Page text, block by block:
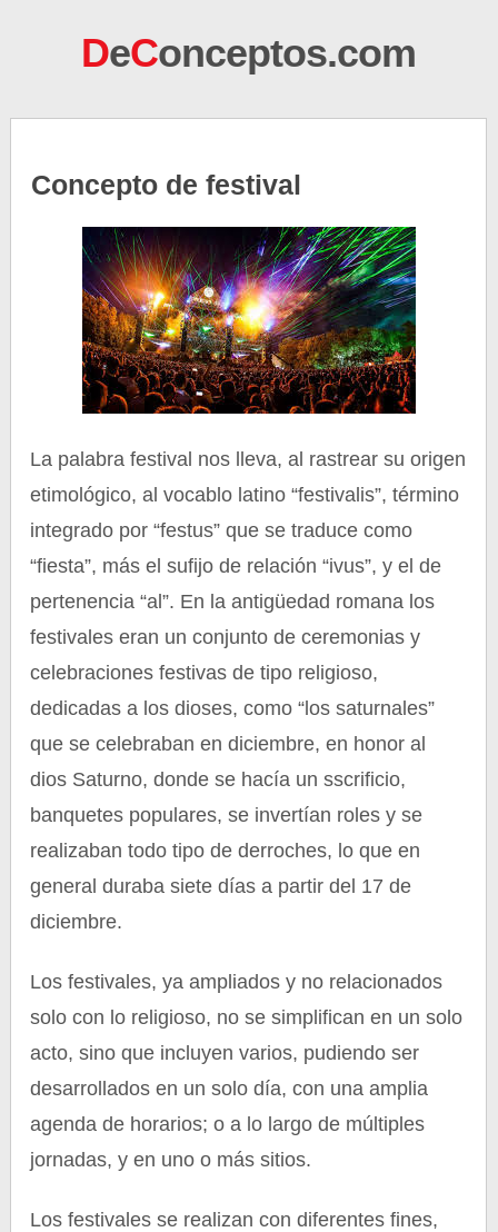
DeConceptos.com
Concepto de festival
La palabra festival nos lleva, al rastrear su origen
etimológico, al vocablo latino “festivalis”, término
integrado por “festus” que se traduce como
“fiesta”, más el sufijo de relación “ivus”, y el de
pertenencia “al”. En la antigüedad romana los
festivales eran un conjunto de ceremonias y
celebraciones festivas de tipo religioso,
dedicadas a los dioses, como “los saturnales”
que se celebraban en diciembre, en honor al
dios Saturno, donde se hacía un sscrificio,
banquetes populares, se invertían roles y se
realizaban todo tipo de derroches, lo que en
general duraba siete días a partir del 17 de
diciembre.
Los festivales, ya ampliados y no relacionados
solo con lo religioso, no se simplifican en un solo
acto, sino que incluyen varios, pudiendo ser
desarrollados en un solo día, con una amplia
agenda de horarios; o a lo largo de múltiples
jornadas, y en uno o más sitios.
Los festivales se realizan con diferentes fines,